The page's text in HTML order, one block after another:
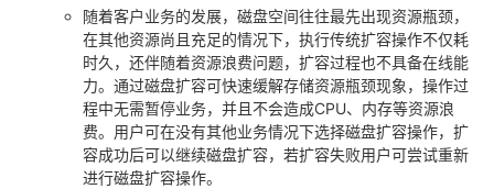
随着客户业务的发展，磁盘空间往往最先出现资源瓶颈，
在其他资源尚且充足的情况下，执行传统扩容操作不仅耗
时久，还伴随着资源浪费问题，扩容过程也不具备在线能
力。通过磁盘扩容可快速缓解存储资源瓶颈现象，操作过
程中无需暂停业务，并且不会造成CPU、内存等资源浪
费。用户可在没有其他业务情况下选择磁盘扩容操作，扩
容成功后可以继续磁盘扩容，若扩容失败用户可尝试重新
进行磁盘扩容操作。